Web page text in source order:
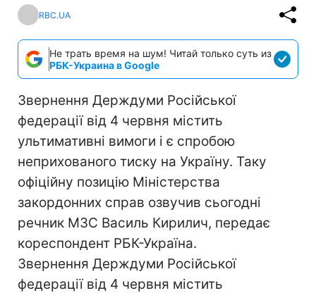
RBC.UA
Не трать время на шум! Читай только суть из
РБК-Украина в Google
Звернення Держдуми Російської
федерації від 4 червня містить
ультимативні вимоги і є спробою
неприхованого тиску на Україну. Таку
офіційну позицію Міністерства
закордонних справ озвучив сьогодні
речник МЗС Василь Кирилич, передає
кореспондент РБК-Україна.
Звернення Держдуми Російської
федерації від 4 червня містить